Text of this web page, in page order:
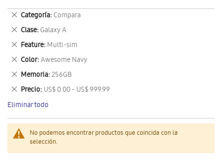
No podemos encontrar productos que coincida con la
selección.
Categoría Compara
Eliminar
este
artículo
Clase Galaxy A
Eliminar
este
artículo
Feature Multi-sim
Eliminar
este
artículo
Color Awesome Navy
Eliminar
este
artículo
Memoria 256GB
Eliminar
este
artículo
Precio US$ 0.00 - US$ 999.99
Eliminar
este
artículo
Eliminar todo